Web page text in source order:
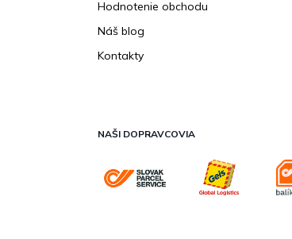
Hodnotenie obchodu
Náš blog
Kontakty
NAŠI DOPRAVCOVIA